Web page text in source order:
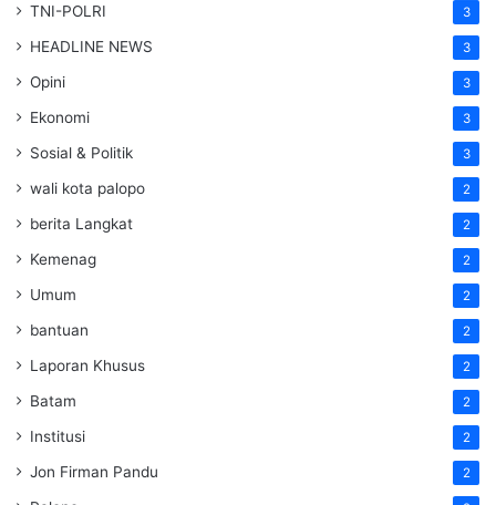
TNI-POLRI 3
HEADLINE NEWS 3
Opini 3
Ekonomi 3
Sosial & Politik 3
wali kota palopo 2
berita Langkat 2
Kemenag 2
Umum 2
bantuan 2
Laporan Khusus 2
Batam 2
Institusi 2
Jon Firman Pandu 2